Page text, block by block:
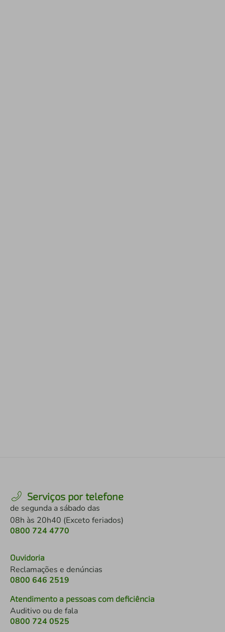
Serviços por telefone
de segunda a sábado das
08h às 20h40 (Exceto feriados)
0800 724 4770
Ouvidoria
Reclamações e denúncias
0800 646 2519
Atendimento a pessoas com deficiência
Auditivo ou de fala
0800 724 0525